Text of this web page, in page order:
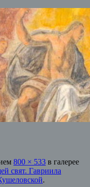
800 × 533 в галерее
свят. Гавриила
.